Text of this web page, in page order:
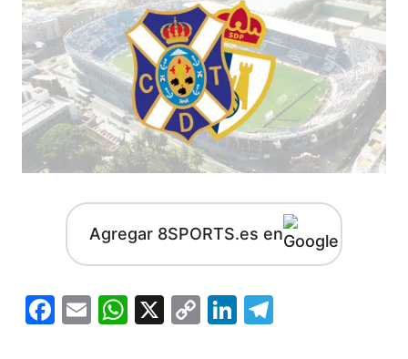
Agregar 8SPORTS.es en
Facebook
EmailWhatsApp
X
CopyLinkedIn